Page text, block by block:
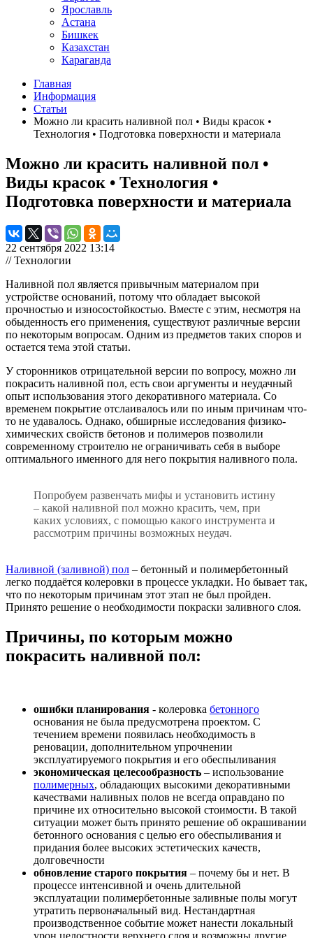
Ярославль
Астана
Бишкек
Казахстан
Караганда
Главная
Информация
Статьи
Можно ли красить наливной пол • Виды красок •
Технология • Подготовка поверхности и материала
Можно ли красить наливной пол •
Виды красок • Технология •
Подготовка поверхности и материала
22 сентября 2022 13:14
// Технологии
Наливной пол является привычным материалом при
устройстве оснований, потому что обладает высокой
прочностью и износостойкостью. Вместе с этим, несмотря на
обыденность его применения, существуют различные версии
по некоторым вопросам. Одним из предметов таких споров и
остается тема этой статьи.
У сторонников отрицательной версии по вопросу, можно ли
покрасить наливной пол, есть свои аргументы и неудачный
опыт использования этого декоративного материала. Со
временем покрытие отслаивалось или по иным причинам что-
то не удавалось. Однако, обширные исследования физико-
химических свойств бетонов и полимеров позволили
современному строителю не ограничивать себя в выборе
оптимального именного для него покрытия наливного пола.
Попробуем развенчать мифы и установить истину
– какой наливной пол можно красить, чем, при
каких условиях, с помощью какого инструмента и
рассмотрим причины возможных неудач.
Наливной (заливной) пол – бетонный и полимербетонный
легко поддаётся колеровки в процессе укладки. Но бывает так,
что по некоторым причинам этот этап не был пройден.
Принято решение о необходимости покраски заливного слоя.
Причины, по которым можно
покрасить наливной пол:
ошибки планирования - колеровка бетонного
основания не была предусмотрена проектом. С
течением времени появилась необходимость в
реновации, дополнительном упрочнении
эксплуатируемого покрытия и его обеспыливания
экономическая целесообразность – использование
полимерных, обладающих высокими декоративными
качествами наливных полов не всегда оправдано по
причине их относительно высокой стоимости. В такой
ситуации может быть принято решение об окрашивании
бетонного основания с целью его обеспыливания и
придания более высоких эстетических качеств,
долговечности
обновление старого покрытия – почему бы и нет. В
процессе интенсивной и очень длительной
эксплуатации полимербетонные заливные полы могут
утратить первоначальный вид. Нестандартная
производственное событие может нанести локальный
урон целостности верхнего слоя и возможны другие